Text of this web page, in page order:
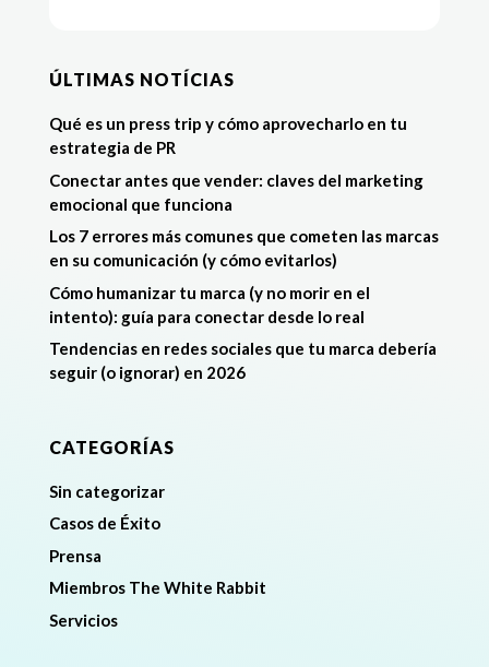
ÚLTIMAS NOTÍCIAS
Qué es un press trip y cómo aprovecharlo en tu
estrategia de PR
Conectar antes que vender: claves del marketing
emocional que funciona
Los 7 errores más comunes que cometen las marcas
en su comunicación (y cómo evitarlos)
Cómo humanizar tu marca (y no morir en el
intento): guía para conectar desde lo real
Tendencias en redes sociales que tu marca debería
seguir (o ignorar) en 2026
CATEGORÍAS
Sin categorizar
Casos de Éxito
Prensa
Miembros The White Rabbit
Servicios